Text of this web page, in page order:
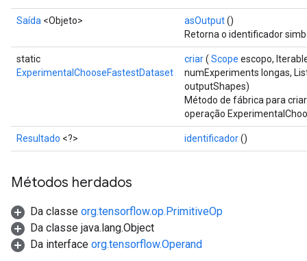
Saída <Objeto> asOutput()
Retorna o identificador
static
ExperimentalChooseFastestDataset
criar( Scope escopo,
numExperiments longas,
outputShapes)
Método de fábrica para
operação
Resultado <?> identificador()
Métodos herdados
Da classe org.tensorflow.op.PrimitiveOp
Da classe java.lang.Object
Da interface org.tensorflow.Operand